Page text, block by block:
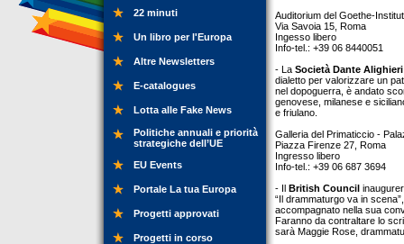
22 minuti
Un libro per l'Europa
Altre Newsletters
E-catalogues
Lotta alle Fake News
Politiche annuali e priorità
strategiche dell’UE
EU Events
Portale La tua Europa
Progetti approvati
Progetti in corso
Auditorium del Goethe-Institut
Via Savoia 15, Roma
Ingesso libero
Info-tel.: +39 06 8440051
- La Società Dante Alighieri
dialetto per valorizzare un
nel dopoguerra, è andato
genovese, milanese e
e friulano.
Galleria del Primaticcio -
Piazza Firenze 27, Roma
Ingresso libero
Info-tel.: +39 06 687 3694
- Il British Council
“Il drammaturgo va in
accompagnato nella sua
Faranno da contraltare lo
sarà Maggie Rose,